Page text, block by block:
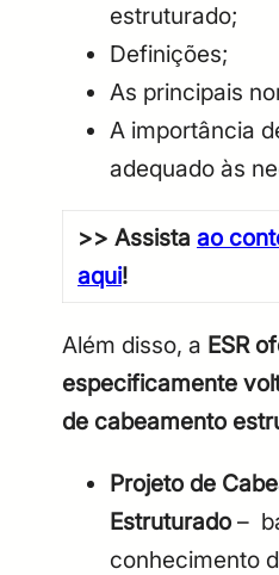
estruturado;
Definições;
As principais
A importância
adequado às
>> Assista ao
aqui!
Além disso, a ESR
especificamente
de cabeamento
Projeto de
Estruturado –
conhecimento